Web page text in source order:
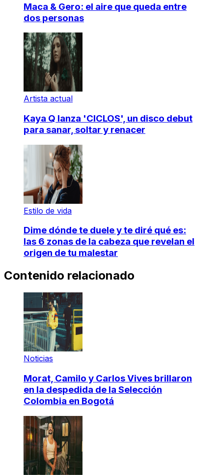
Maca & Gero: el aire que queda entre
dos personas
Artista actual
Kaya Q lanza 'CICLOS', un disco debut
para sanar, soltar y renacer
Estilo de vida
Dime dónde te duele y te diré qué es:
las 6 zonas de la cabeza que revelan el
origen de tu malestar
Contenido relacionado
Noticias
Morat, Camilo y Carlos Vives brillaron
en la despedida de la Selección
Colombia en Bogotá